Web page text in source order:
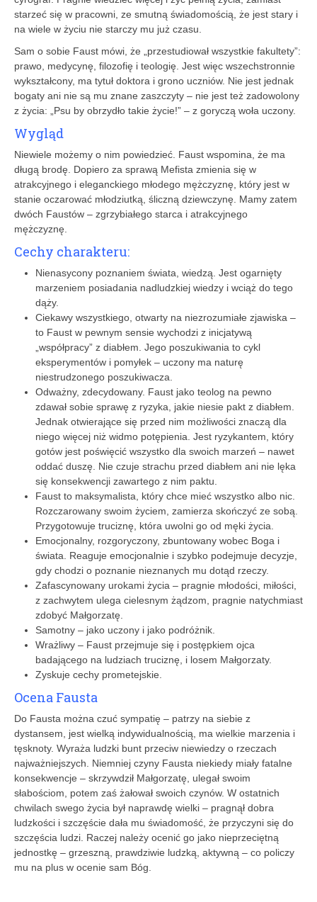
starzeć się w pracowni, ze smutną świadomością, że jest stary i
na wiele w życiu nie starczy mu już czasu.
Sam o sobie Faust mówi, że „przestudiował wszystkie fakultety”:
prawo, medycynę, filozofię i teologię. Jest więc wszechstronnie
wykształcony, ma tytuł doktora i grono uczniów. Nie jest jednak
bogaty ani nie są mu znane zaszczyty – nie jest też zadowolony
z życia: „Psu by obrzydło takie życie!” – z goryczą woła uczony.
Wygląd
Niewiele możemy o nim powiedzieć. Faust wspomina, że ma
długą brodę. Dopiero za sprawą Mefista zmienia się w
atrakcyjnego i eleganckiego młodego mężczyznę, który jest w
stanie oczarować młodziutką, śliczną dziewczynę. Mamy zatem
dwóch Faustów – zgrzybiałego starca i atrakcyjnego
mężczyznę.
Cechy charakteru:
Nienasycony poznaniem świata, wiedzą. Jest ogarnięty
marzeniem posiadania nadludzkiej wiedzy i wciąż do tego
dąży.
Ciekawy wszystkiego, otwarty na niezrozumiałe zjawiska –
to Faust w pewnym sensie wychodzi z inicjatywą
„współpracy” z diabłem. Jego poszukiwania to cykl
eksperymentów i pomyłek – uczony ma naturę
niestrudzonego poszukiwacza.
Odważny, zdecydowany. Faust jako teolog na pewno
zdawał sobie sprawę z ryzyka, jakie niesie pakt z diabłem.
Jednak otwierające się przed nim możliwości znaczą dla
niego więcej niż widmo potępienia. Jest ryzykantem, który
gotów jest poświęcić wszystko dla swoich marzeń – nawet
oddać duszę. Nie czuje strachu przed diabłem ani nie lęka
się konsekwencji zawartego z nim paktu.
Faust to maksymalista, który chce mieć wszystko albo nic.
Rozczarowany swoim życiem, zamierza skończyć ze sobą.
Przygotowuje truciznę, która uwolni go od męki życia.
Emocjonalny, rozgoryczony, zbuntowany wobec Boga i
świata. Reaguje emocjonalnie i szybko podejmuje decyzje,
gdy chodzi o poznanie nieznanych mu dotąd rzeczy.
Zafascynowany urokami życia – pragnie młodości, miłości,
z zachwytem ulega cielesnym żądzom, pragnie natychmiast
zdobyć Małgorzatę.
Samotny – jako uczony i jako podróżnik.
Wrażliwy – Faust przejmuje się i postępkiem ojca
badającego na ludziach truciznę, i losem Małgorzaty.
Zyskuje cechy prometejskie.
Ocena Fausta
Do Fausta można czuć sympatię – patrzy na siebie z
dystansem, jest wielką indywidualnością, ma wielkie marzenia i
tęsknoty. Wyraża ludzki bunt przeciw niewiedzy o rzeczach
najważniejszych. Niemniej czyny Fausta niekiedy miały fatalne
konsekwencje – skrzywdził Małgorzatę, ulegał swoim
słabościom, potem zaś żałował swoich czynów. W ostatnich
chwilach swego życia był naprawdę wielki – pragnął dobra
ludzkości i szczęście dała mu świadomość, że przyczyni się do
szczęścia ludzi. Raczej należy ocenić go jako nieprzeciętną
jednostkę – grzeszną, prawdziwie ludzką, aktywną – co policzy
mu na plus w ocenie sam Bóg.